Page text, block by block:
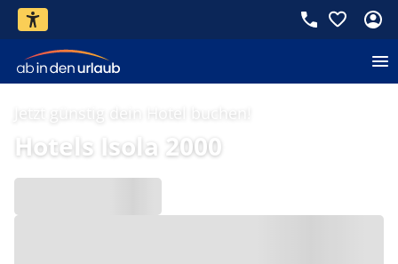
Jetzt günstig dein Hotel buchen!
Hotels Isola 2000